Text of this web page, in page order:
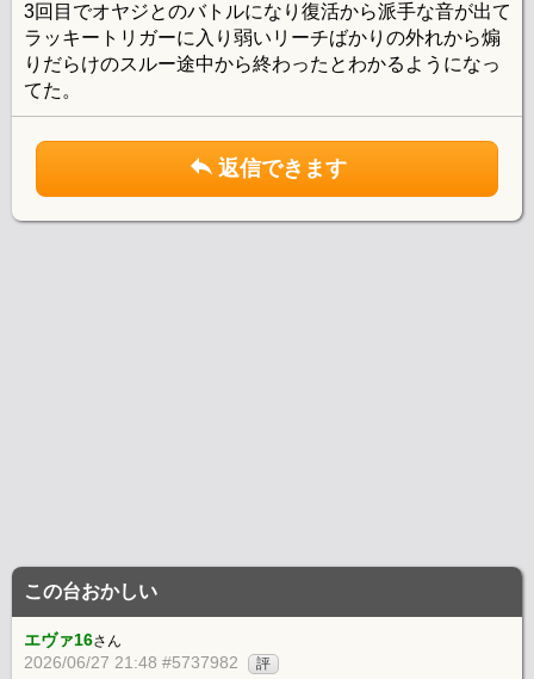
3回目でオヤジとのバトルになり復活から派手な音が出て
ラッキートリガーに入り弱いリーチばかりの外れから煽
りだらけのスルー途中から終わったとわかるようになっ
てた。
返信できます
この台おかしい
エヴァ16さん
2026/06/27 21:48 #5737982 評